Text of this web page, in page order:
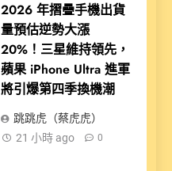
2026 年摺疊手機出貨
量預估逆勢大漲
20%！三星維持領先，
蘋果 iPhone Ultra 進軍
將引爆第四季換機潮
跳跳虎（蔡虎虎）
21 小時 ago
0